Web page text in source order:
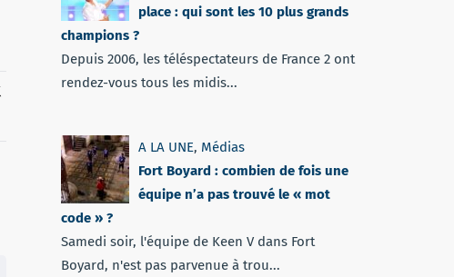
place : qui sont les 10 plus grands
champions ?
Depuis 2006, les téléspectateurs de France 2 ont
rendez-vous tous les midis...
A LA UNE, Médias
Fort Boyard : combien de fois une
équipe n’a pas trouvé le « mot
code » ?
Samedi soir, l'équipe de Keen V dans Fort
Boyard, n'est pas parvenue à trou...